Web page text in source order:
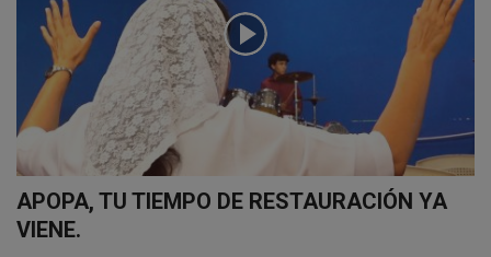
APOPA, TU TIEMPO DE RESTAURACIÓN YA
VIENE.